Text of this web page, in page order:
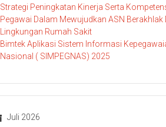
Strategi Peningkatan Kinerja Serta
Pegawai Dalam Mewujudkan ASN Berakhlak
Lingkungan Rumah Sakit
Bimtek Aplikasi Sistem Informasi
Nasional ( SIMPEGNAS) 2025
Juli 2026